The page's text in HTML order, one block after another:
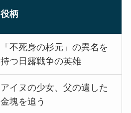
役柄
「不死身の杉元」の異名を
持つ日露戦争の英雄
アイヌの少女、父の遺した
金塊を追う